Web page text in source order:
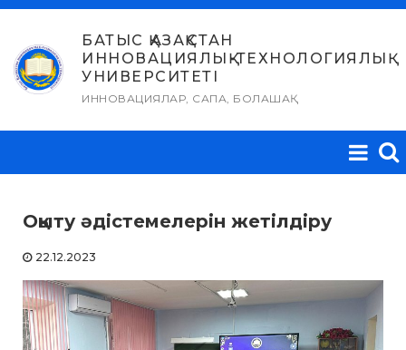
Skip
content
БАТЫС ҚАЗАҚСТАН
ИННОВАЦИЯЛЫҚ-ТЕХНОЛОГИЯЛЫҚ
УНИВЕРСИТЕТІ
ИННОВАЦИЯЛАР, САПА, БОЛАШАҚ
Оқыту әдістемелерін жетілдіру
22.12.2023